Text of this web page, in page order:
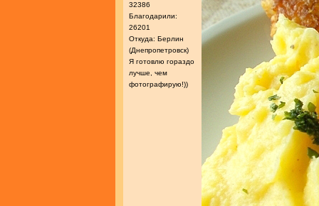
32386
Благодарили:
26201
Откуда: Берлин
(Днепропетровск)
Я готовлю гораздо
лучше, чем
фотографирую!))